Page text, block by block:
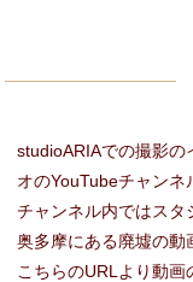
studioARIAでの撮影の
オのYouTubeチャンネ
チャンネル内ではスタ
奥多摩にある廃墟の動
こちらのURLより動画